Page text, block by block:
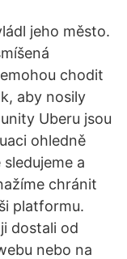
jeho město.
chodit
aby nosily
Uberu jsou
ohledně
a
chránit
platformu.
dostali od
nebo na